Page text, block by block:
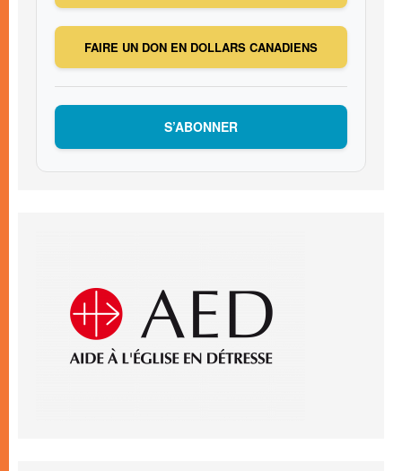
FAIRE UN DON EN DOLLARS CANADIENS
S’ABONNER